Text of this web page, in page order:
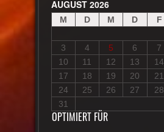
AUGUST 2026
M D M D F
3
4 5 6 7
10
11 12 13 14
17
18 19 20 21
24
25 26 27 28
31
OPTIMIERT FÜR